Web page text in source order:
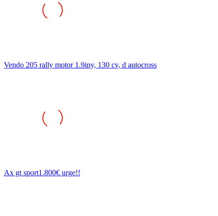
Vendo 205 rally motor 1.9iny, 130 cv, d autocross
Ax gt sport1.800€ urge!!